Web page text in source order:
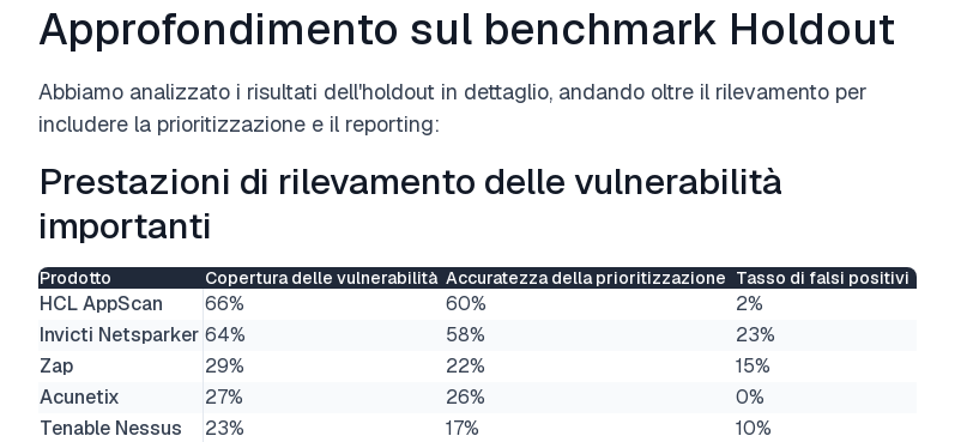
Approfondimento sul benchmark Holdout
Abbiamo analizzato i risultati dell'holdout in dettaglio, andando oltre il rilevamento per
includere la prioritizzazione e il reporting:
Prestazioni di rilevamento delle vulnerabilità
importanti
Prodotto Copertura delle vulnerabilità Accuratezza della prioritizzazione Tasso di falsi positivi
HCL AppScan 66% 60%
2%
Invicti Netsparker 64% 58%
23%
Zap
29% 22%
15%
Acunetix
27% 26%
0%
Tenable Nessus
23% 17%
10%